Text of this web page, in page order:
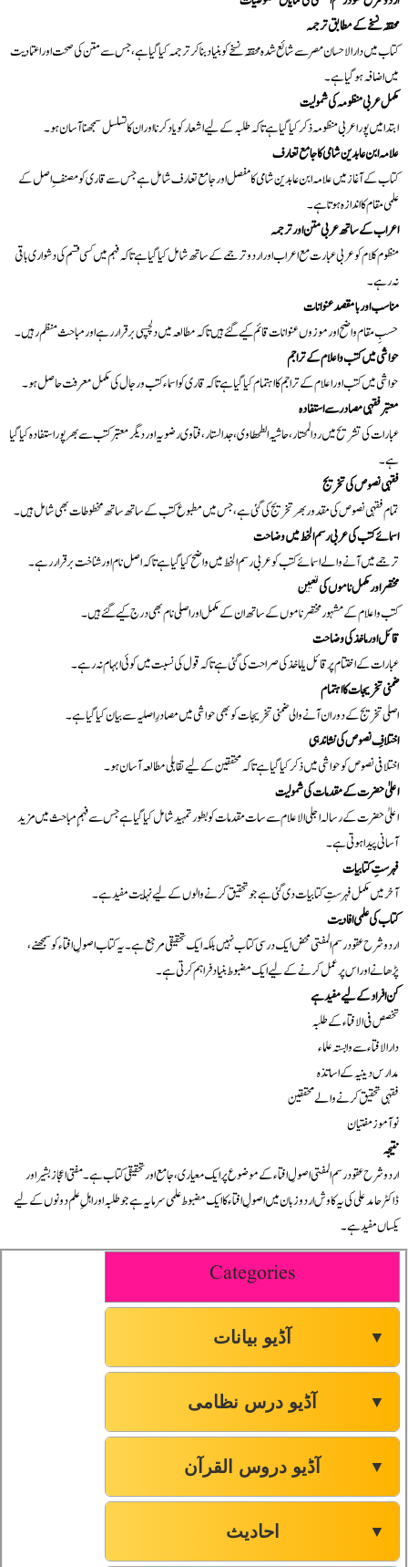
محققہ نسخے کے مطابق ترجمہ
کتاب میں دار الاحسان مصر سے شائع شدہ محققہ نسخے کو بنیاد بنا کر ترجمہ کیا گیا ہے، جس سے متن کی صحت اور اعتمادیت
میں اضافہ ہو گیا ہے۔
مکمل عربی منظومہ کی شمولیت
ابتدا میں پورا عربی منظومہ ذکر کیا گیا ہے تاکہ طلبہ کے لیے اشعار کو یاد کرنا اور ان کا تسلسل سمجھنا آسان ہو۔
علامہ ابن عابدین شامی کا جامع تعارف
کتاب کے آغاز میں علامہ ابن عابدین شامی کا مفصل اور جامع تعارف شامل ہے جس سے قاری کو مصنفِ اصل کے
علمی مقام کا اندازہ ہوتا ہے۔
اعراب کے ساتھ عربی متن اور ترجمہ
منظوم کلام کو عربی عبارت مع اعراب اور اردو ترجمے کے ساتھ شامل کیا گیا ہے تاکہ فہم میں کسی قسم کی دشواری باقی
نہ رہے۔
مناسب اور بامقصد عنوانات
حسبِ مقام واضح اور موزوں عنوانات قائم کیے گئے ہیں تاکہ مطالعہ میں دلچسپی برقرار رہے اور مباحث منظم رہیں۔
حواشی میں کتب و اعلام کے تراجم
حواشی میں کتب اور اعلام کے تراجم کا اہتمام کیا گیا ہے تاکہ قاری کو اسماء کتب و رجال کی مکمل معرفت حاصل ہو۔
معتبر فقہی مصادر سے استفادہ
عبارات کی تشریح میں رد المحتار، حاشیہ الطحطاوی، جد الستار، فتاوی رضویہ اور دیگر معتبر کتب سے بھرپور استفادہ کیا گیا
ہے۔
فقہی نصوص کی تخریج
تمام فقہی نصوص کی مقدور بھر تخریج کی گئی ہے، جس میں مطبوع کتب کے ساتھ ساتھ مخطوطات بھی شامل ہیں۔
اسمائے کتب کی عربی رسم الخط میں وضاحت
ترجمے میں آنے والے اسمائے کتب کو عربی رسم الخط میں واضح کیا گیا ہے تاکہ اصل نام اور شناخت برقرار رہے۔
مختصر اور مکمل ناموں کی تعیین
کتب و اعلام کے مشہور مختصر ناموں کے ساتھ ان کے مکمل اور اصلی نام بھی درج کیے گئے ہیں۔
قائل اور ماخذ کی وضاحت
عبارات کے اختتام پر قائل یا ماخذ کی صراحت کی گئی ہے تاکہ قول کی نسبت میں کوئی ابہام نہ رہے۔
ضمنی تخریجات کا اہتمام
اصلی تخریج کے دوران آنے والی ضمنی تخریجات کو بھی حواشی میں مصادرِ اصلیہ سے بیان کیا گیا ہے۔
اختلافِ نصوص کی نشاندہی
اختلافی نصوص کو حواشی میں ذکر کیا گیا ہے تاکہ محققین کے لیے تقابلی مطالعہ آسان ہو۔
اعلیٰ حضرت کے مقدمات کی شمولیت
اعلیٰ حضرت کے رسالہ اجلی الاعلام سے سات مقدمات کو بطور تمہید شامل کیا گیا ہے جس سے فہمِ مباحث میں مزید
آسانی پیدا ہوتی ہے۔
فہرستِ کتابیات
آخر میں مکمل فہرستِ کتابیات دی گئی ہے جو تحقیق کرنے والوں کے لیے نہایت مفید ہے۔
کتاب کی علمی افادیت
اردو شرح عقود رسم المفتی محض ایک درسی کتاب نہیں بلکہ ایک تحقیقی مرجع ہے۔ یہ کتاب اصولِ افتاء کو سمجھنے،
پڑھانے اور اس پر عمل کرنے کے لیے ایک مضبوط بنیاد فراہم کرتی ہے۔
کن افراد کے لیے مفید ہے
تخصص فی الافتاء کے طلبہ
دارالافتاء سے وابستہ علماء
مدارس دینیہ کے اساتذہ
فقہی تحقیق کرنے والے محققین
نو آموز مفتیان
نتیجہ
اردو شرح عقود رسم المفتی اصولِ افتاء کے موضوع پر ایک معیاری، جامع اور تحقیقی کتاب ہے۔ مفتی اعجاز بشیر اور
ڈاکٹر حامد علی کی یہ کاوش اردو زبان میں اصولِ افتاء کا ایک مضبوط علمی سرمایہ ہے جو طلبہ اور اہلِ علم دونوں کے لیے
یکساں مفید ہے۔
Categories
آڈیو بیانات ▼
آڈیو درس نظامی ▼
آڈیو دروس القرآن ▼
احادیث ▼